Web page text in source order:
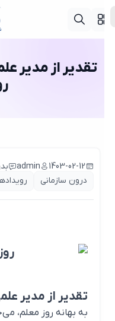
تقدیر از مدیر
1403-02-12
admin
بدون
درون سازمانی
رویدادها
تقدیر از مدیر
به بهانه روز معلم،